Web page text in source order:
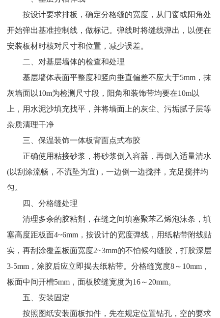
按设计要求排板，确定分格缝的宽度，从门窗或阳角处
开始弹出基准控制线，做标记。弹线时将缝线弹出，以便在
安装板材时核对尺寸和位置，减少误差。
二、对基层墙体的检查和处理
基层墙体表面平整度和竖向垂直偏差不应大于5mm，抹
灰墙面以10m为检测尺寸段，阳角和装饰带均要在10m以
上，用水泥沙填充找平，并将墙面上的灰尘、污垢腻子层等
杂质清理干净
三、保温装饰一体板背面点式布胶
正确使用粘接砂浆，将砂浆倒入容器，再倒入适量清水
(以刮涂流畅，不流坠为宜)，一边倒一边搅拌，充足搅拌均
匀。
四、分格缝处理
清理多余的胶粘剂，在缝之间填塞聚苯乙烯泡沫条，填
塞高度距板面4~6mm，按设计的宽度弹线，用纸粘带附线贴
实，再刮涂覆盖板面宽度2~3mm的不怕候勾缝胶，打胶深层
3-5mm，涂胶后应立即揭去纸粘带。分格缝宽度8～10mm，
板面中间开槽5mm，面板胶缝宽度为16～20mm。
五、安装固定
按照图纸安装面板扣件，先在规定位置钻孔，空的要求